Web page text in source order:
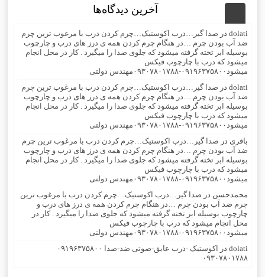
آخرین دیدگاه‌ها
dolati در صدا گیر…درب اکوستیک…چرم کردن درب با مرغوب ترین چرم
ضد آب بودن چرم …در هنگام چرم کردن همه ی درز های درب و چارچوب
بوسیله ابر تخته گرفته میشود که جلوی صدا را میگیرد . کار در محل انجام
میشود که درب با چارچوب فیکس
میشود۰۹۱۹۶۳۷۵۸۰۰-۰۹۳۰۷۸۰۱۷۸۸مهندس دولتی
dolati در صدا گیر…درب اکوستیک…چرم کردن درب با مرغوب ترین چرم
ضد آب بودن چرم …در هنگام چرم کردن همه ی درز های درب و چارچوب
بوسیله ابر تخته گرفته میشود که جلوی صدا را میگیرد . کار در محل انجام
میشود که درب با چارچوب فیکس
میشود۰۹۱۹۶۳۷۵۸۰۰-۰۹۳۰۷۸۰۱۷۸۸مهندس دولتی
باقری در صدا گیر…درب اکوستیک…چرم کردن درب با مرغوب ترین چرم
ضد آب بودن چرم …در هنگام چرم کردن همه ی درز های درب و چارچوب
بوسیله ابر تخته گرفته میشود که جلوی صدا را میگیرد . کار در محل انجام
میشود که درب با چارچوب فیکس
میشود۰۹۱۹۶۳۷۵۸۰۰-۰۹۳۰۷۸۰۱۷۸۸مهندس دولتی
محمدحسن در صدا گیر…درب اکوستیک…چرم کردن درب با مرغوب ترین
چرم ضد آب بودن چرم …در هنگام چرم کردن همه ی درز های درب و
چارچوب بوسیله ابر تخته گرفته میشود که جلوی صدا را میگیرد . کار در
محل انجام میشود که درب با چارچوب فیکس
میشود۰۹۱۹۶۳۷۵۸۰۰-۰۹۳۰۷۸۰۱۷۸۸مهندس دولتی
dolati در
اکوستیک -درب عایق-صوتی ضد-صدا ۰۹۱۹۶۳۷۵۸۰۰
۰۹۳۰۷۸۰۱۷۸۸